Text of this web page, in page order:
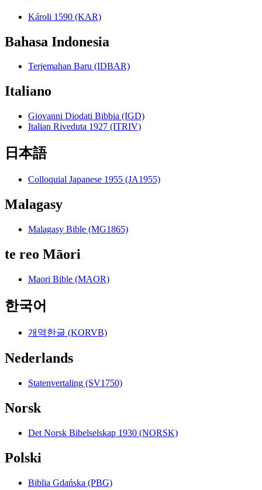
Károli 1590 (KAR)
Bahasa Indonesia
Terjemahan Baru (IDBAR)
Italiano
Giovanni Diodati Bibbia (IGD)
Italian Riveduta 1927 (ITRIV)
日本語
Colloquial Japanese 1955 (JA1955)
Malagasy
Malagasy Bible (MG1865)
te reo Māori
Maori Bible (MAOR)
한국어
개역한글 (KORVB)
Nederlands
Statenvertaling (SV1750)
Norsk
Det Norsk Bibelselskap 1930 (NORSK)
Polski
Biblia Gdańska (PBG)